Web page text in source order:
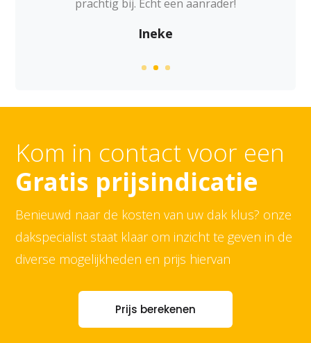
Ineke
Kom in contact voor een
Gratis prijsindicatie
Benieuwd naar de kosten van uw dak klus? onze
dakspecialist staat klaar om inzicht te geven in de
diverse mogelijkheden en prijs hiervan
Prijs berekenen